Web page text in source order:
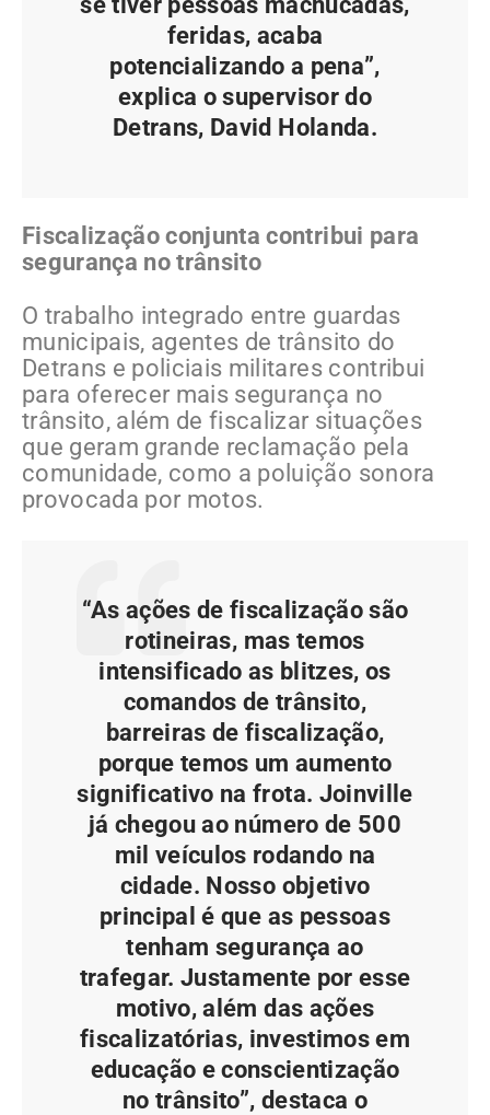
feridas, acaba
potencializando a pena”,
explica o supervisor do
Detrans, David Holanda.
Fiscalização conjunta contribui para
segurança no trânsito
O trabalho integrado entre guardas
municipais, agentes de trânsito do
Detrans e policiais militares contribui
para oferecer mais segurança no
trânsito, além de fiscalizar situações
que geram grande reclamação pela
comunidade, como a poluição sonora
provocada por motos.
“As ações de fiscalização são
rotineiras, mas temos
intensificado as blitzes, os
comandos de trânsito,
barreiras de fiscalização,
porque temos um aumento
significativo na frota. Joinville
já chegou ao número de 500
mil veículos rodando na
cidade. Nosso objetivo
principal é que as pessoas
tenham segurança ao
trafegar. Justamente por esse
motivo, além das ações
fiscalizatórias, investimos em
educação e conscientização
no trânsito”, destaca o